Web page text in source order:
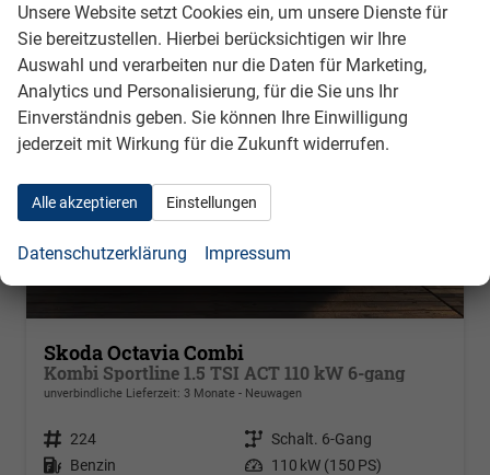
Skoda Octavia Combi
Kombi Sportline 1.5 TSI ACT 110 kW 6-gang
unverbindliche Lieferzeit: 3 Monate Neuwagen
Fahrzeugnr. 224 Getriebe Schalt. 6-Gang
Kraftstoff Benzin Leistung 110 kW (150 PS)
Unsere Website setzt Cookies ein, um unsere Dienste für
Sie bereitzustellen. Hierbei berücksichtigen wir Ihre
Auswahl und verarbeiten nur die Daten für Marketing,
Analytics und Personalisierung, für die Sie uns Ihr
Einverständnis geben. Sie können Ihre Einwilligung
jederzeit mit Wirkung für die Zukunft widerrufen.
Alle akzeptieren Einstellungen
Datenschutzerklärung Impressum